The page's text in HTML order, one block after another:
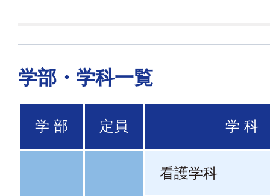
学部・学科一覧
学 部 定員 学 科
看護学科